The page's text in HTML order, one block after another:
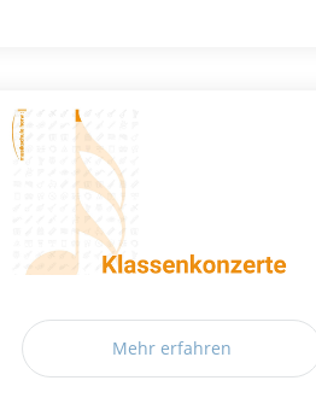
Mehr erfahren